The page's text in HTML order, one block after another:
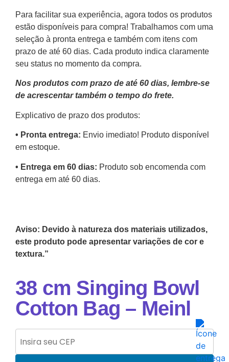
Para facilitar sua experiência, agora todos os produtos
estão disponíveis para compra! Trabalhamos com uma
seleção à pronta entrega e também com itens com
prazo de até 60 dias. Cada produto indica claramente
seu status no momento da compra.
Nos produtos com prazo de até 60 dias, lembre-se
de acrescentar também o tempo do frete.
Explicativo de prazo dos produtos:
•⁠ ⁠Pronta entrega: Envio imediato! Produto disponível
em estoque.
•⁠ Entrega em 60 dias: Produto sob encomenda com
entrega em até 60 dias.
Aviso: Devido à natureza dos materiais utilizados,
este produto pode apresentar variações de cor e
textura.”
38 cm Singing Bowl
Cotton Bag – Meinl